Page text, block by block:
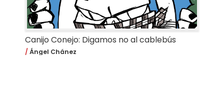
Canijo Conejo: Digamos no al cablebús
Ángel Chánez